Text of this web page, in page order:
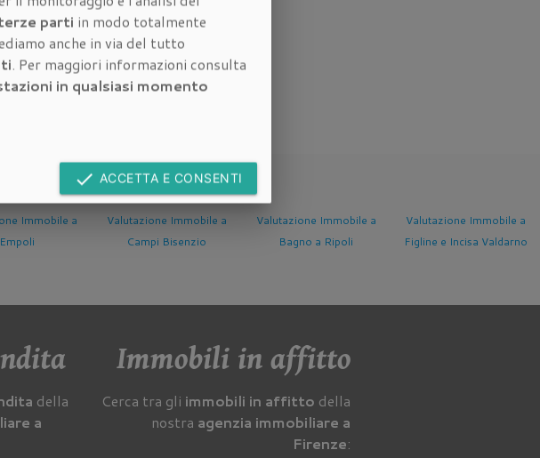
Immobile a
Campi Bisenzio
Valutazione Immobile a
Bagno a Ripoli
Valutazione Immobile a
Figline e Incisa Valdarno
Valutazione
Fucecchio
della
a
Immobili in affitto
Cerca tra gli immobili in affitto della
nostra agenzia immobiliare a
Firenze:
parti in modo totalmente
anche in via del tutto
. Per maggiori informazioni consulta
in qualsiasi momento
done ACCETTA E CONSENTI